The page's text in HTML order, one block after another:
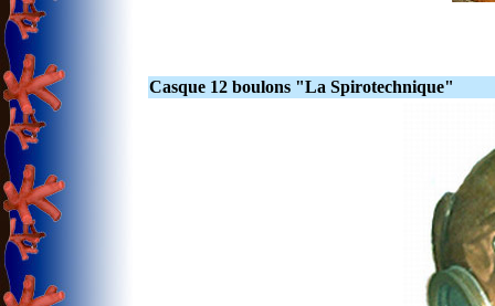
Casque 12 boulons "La Spirotechnique"